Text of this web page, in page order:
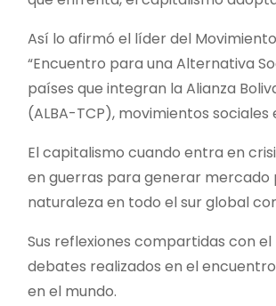
Así lo afirmó el líder del
“Encuentro para una Alternativa
países que integran la Alianza
(ALBA-TCP), movimientos
El capitalismo cuando entra en
en guerras para generar mercado
naturaleza en todo el sur global
Sus reflexiones compartidas con
debates realizados en el
en el mundo.